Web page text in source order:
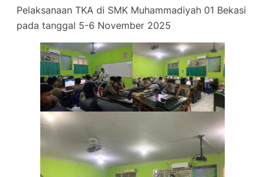
Pelaksanaan TKA di SMK Muhammadiyah 01 Bekasi
pada tanggal 5-6 November 2025